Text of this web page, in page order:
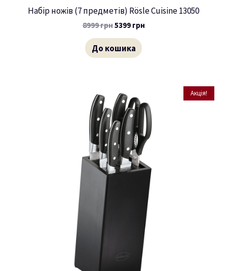
Набір ножів (7 предметів) Rösle Cuisine 13050
8999грн5399 грн
До кошика
Акція!